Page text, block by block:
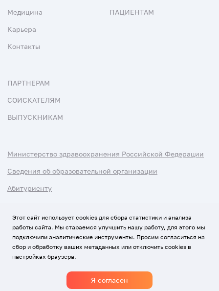
Медицина
Карьера
Контакты
ПАЦИЕНТАМ
ПАРТНЕРАМ
СОИСКАТЕЛЯМ
ВЫПУСКНИКАМ
Министерство здравоохранения Российской Федерации
Сведения об образовательной организации
Абитуриенту
Использование Cookies
Политика обработки персональных данных
© Все права защищены
Этот сайт использует cookies для сбора статистики и анализа
работы сайта. Мы стараемся улучшить нашу работу, для этого мы
подключили аналитические инструменты. Просим согласиться на
сбор и обработку ваших метаданных или отключить cookies в
настройках браузера.
Я согласен